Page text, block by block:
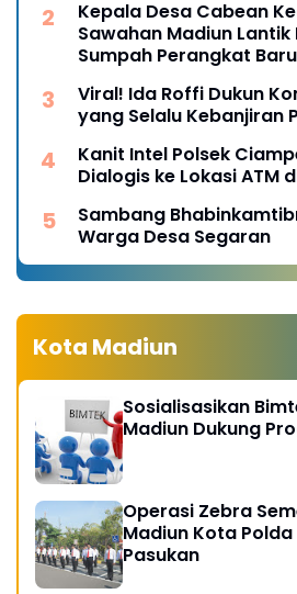
Kepala Desa Cabean
Sawahan Madiun Lantik
Sumpah Perangkat Baru
Viral! Ida Roffi Dukun
yang Selalu Kebanjiran
Kanit Intel Polsek
Dialogis ke Lokasi ATM
Sambang
Warga Desa Segaran
Kota Madiun
Sosialisasikan
Madiun Dukung
Operasi Zebra
Madiun Kota
Pasukan